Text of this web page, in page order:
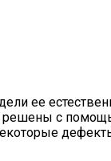
ее
решены с